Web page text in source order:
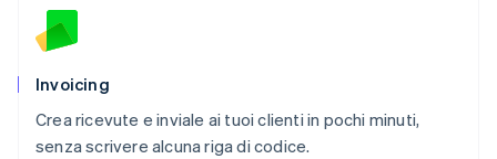
Invoicing
Crea ricevute e inviale ai tuoi clienti in pochi minuti,
senza scrivere alcuna riga di codice.
English
Portogallo
RAS di Hong Kong, Cina
English
Regno Unito
English